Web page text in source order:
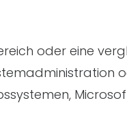
oder eine